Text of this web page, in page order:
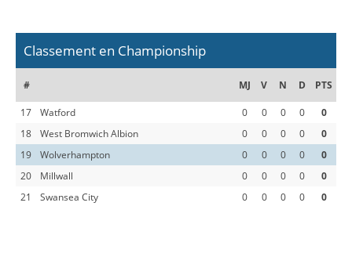
Classement en Championship
# MJ V N D PTS
17 Watford 0 0 0 0
0
18
West Bromwich Albion 0 0 0 0
0
19
Wolverhampton 0 0 0 0
0
20
Millwall 0 0 0 0
0
21
Swansea City 0 0 0 0 0